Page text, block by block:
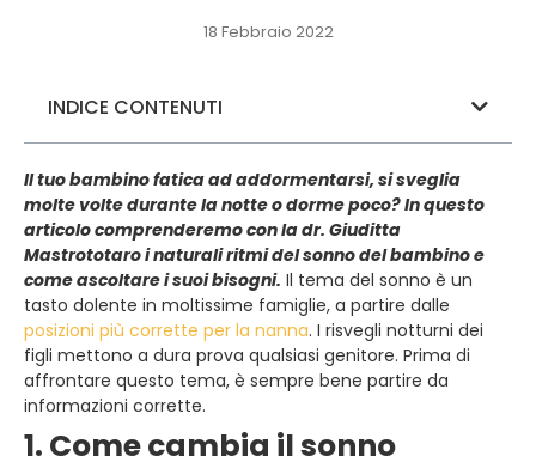
18 Febbraio 2022
INDICE CONTENUTI
Il tuo bambino fatica ad addormentarsi, si sveglia
molte volte durante la notte o dorme poco? In questo
articolo comprenderemo con la dr. Giuditta
Mastrototaro i naturali ritmi del sonno del bambino e
come ascoltare i suoi bisogni. Il tema del sonno è un
tasto dolente in moltissime famiglie, a partire dalle
posizioni più corrette per la nanna. I risvegli notturni dei
figli mettono a dura prova qualsiasi genitore. Prima di
affrontare questo tema, è sempre bene partire da
informazioni corrette.
1. Come cambia il sonno